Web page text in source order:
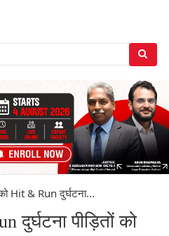
Hit & Run दुर्घटना...
दुर्घटना पीड़ितों को